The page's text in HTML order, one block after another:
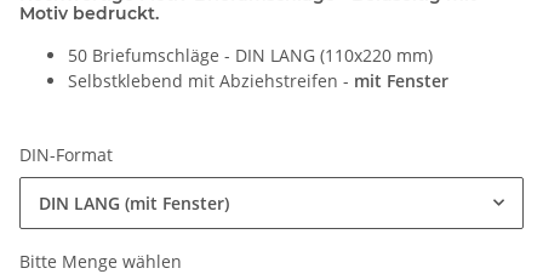
Motiv bedruckt.
50 Briefumschläge - DIN LANG (110x220 mm)
Selbstklebend mit Abziehstreifen - mit Fenster
DIN-Format
DIN LANG (mit Fenster)
Bitte Menge wählen